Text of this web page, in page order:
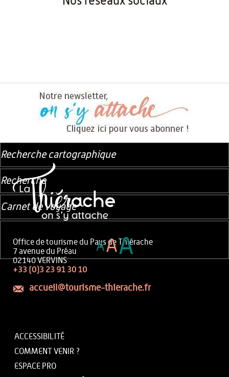
Office de tourisme du Pays de Thiérache
7 avenue du Préau
02140 VERVINS
+33 (0)3 23 91 30 10
accueil@tourisme-thierache.fr
ACCESSIBILITÉ
COMMENT VENIR ?
ESPACE PRO
Recherche cartographique
Recherche
Carnet de voyage
AAA